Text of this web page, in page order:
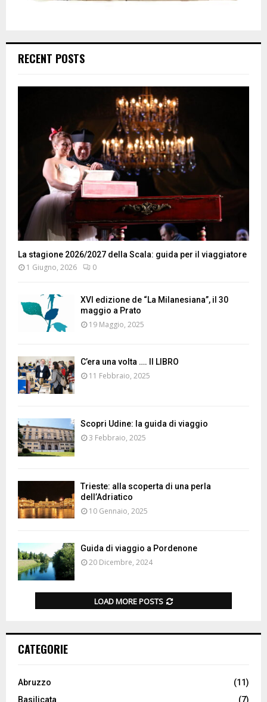
RECENT POSTS
La stagione 2026/2027 della Scala: guida per il viaggiatore
1 Giugno, 2026 0
XVI edizione de “La Milanesiana”, il 30
maggio a Prato
19 Maggio, 2025
C’era una volta …. Il LIBRO
11 Febbraio, 2025
Scopri Udine: la guida di viaggio
3 Febbraio, 2025
Trieste: alla scoperta di una perla
dell’Adriatico
10 Gennaio, 2025
Guida di viaggio a Pordenone
20 Dicembre, 2024
LOAD MORE POSTS
CATEGORIE
Abruzzo
(11)
Basilicata
(7)